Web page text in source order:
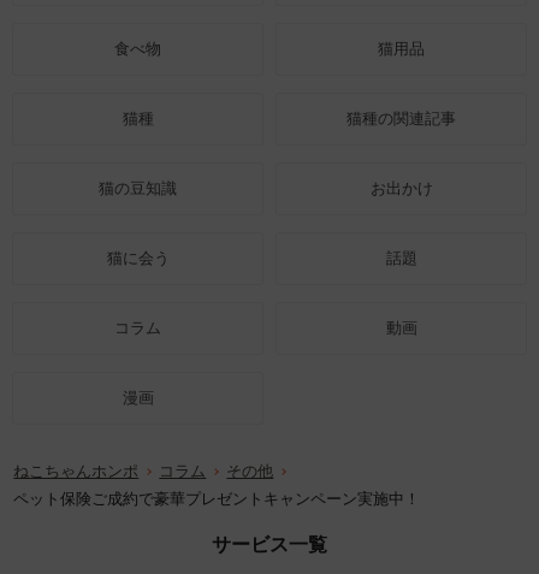
食べ物 猫用品
猫種 猫種の関連記事
猫の豆知識 お出かけ
猫に会う 話題
コラム 動画
漫画
ねこちゃんホンポ コラム
その他
ペット保険ご成約で豪華プレゼントキャンペーン実施中！
サービス一覧